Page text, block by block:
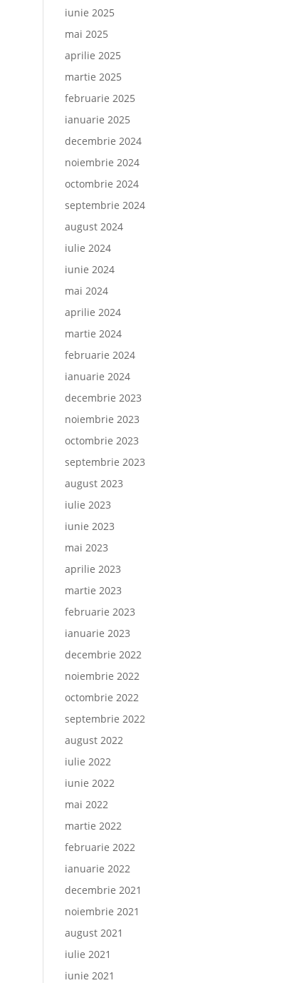
iunie 2025
mai 2025
aprilie 2025
martie 2025
februarie 2025
ianuarie 2025
decembrie 2024
noiembrie 2024
octombrie 2024
septembrie 2024
august 2024
iulie 2024
iunie 2024
mai 2024
aprilie 2024
martie 2024
februarie 2024
ianuarie 2024
decembrie 2023
noiembrie 2023
octombrie 2023
septembrie 2023
august 2023
iulie 2023
iunie 2023
mai 2023
aprilie 2023
martie 2023
februarie 2023
ianuarie 2023
decembrie 2022
noiembrie 2022
octombrie 2022
septembrie 2022
august 2022
iulie 2022
iunie 2022
mai 2022
martie 2022
februarie 2022
ianuarie 2022
decembrie 2021
noiembrie 2021
august 2021
iulie 2021
iunie 2021